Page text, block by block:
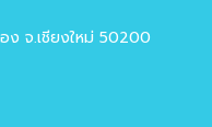
ง จ.เชียงใหม่ 50200